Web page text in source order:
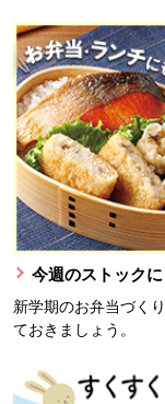
今週のストックに
新学期のお弁当づく
ておきましょう。